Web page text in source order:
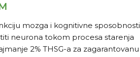
mozga i kognitivne sposobnosti
neurona tokom procesa starenja
2% THSG-a za zagarantovanu